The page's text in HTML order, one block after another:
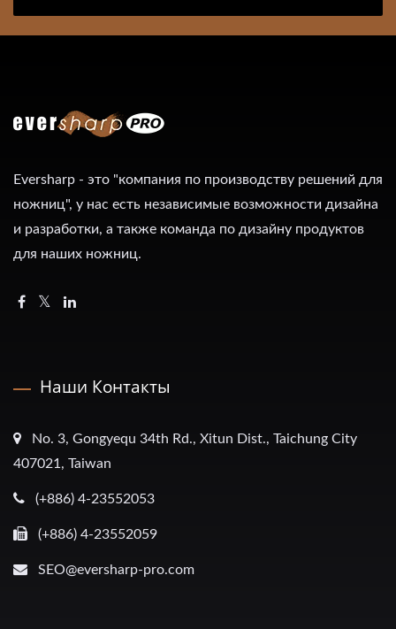
Eversharp - это "компания по производству решений для
ножниц", у нас есть независимые возможности дизайна
и разработки, а также команда по дизайну продуктов
для наших ножниц.
Наши Контакты
No. 3, Gongyequ 34th Rd., Xitun Dist., Taichung City
407021, Taiwan
(+886) 4-23552053
(+886) 4-23552059
SEO@eversharp-pro.com